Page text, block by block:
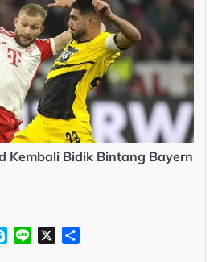
Kembali Bidik Bintang Bayern
SkypeLine